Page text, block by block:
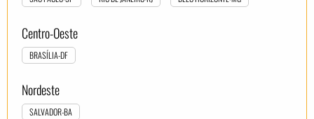
Centro-Oeste
BRASÍLIA-DF
Nordeste
SALVADOR-BA